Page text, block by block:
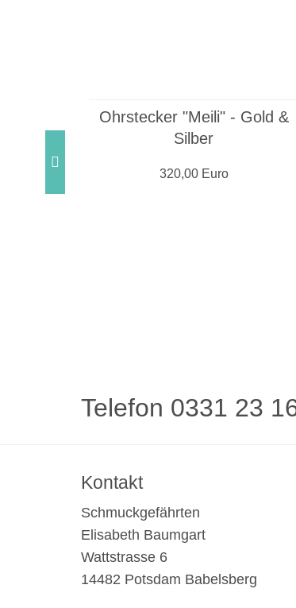
Ohrstecker "Meili" - Gold &
Silber
320,00 Euro
Telefon 0331 23
Kontakt
Schmuckgefährten
Elisabeth Baumgart
Wattstrasse 6
14482 Potsdam Babelsberg